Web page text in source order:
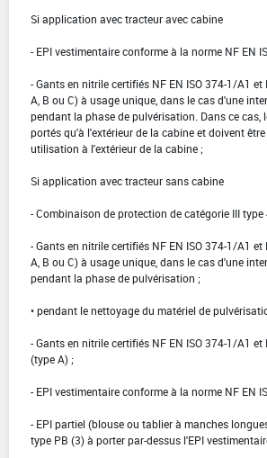
Si application avec tracteur avec cabine
- EPI vestimentaire conforme à la norme NF EN
- Gants en nitrile certifiés NF EN ISO 374-1/A1 et
A, B ou C) à usage unique, dans le cas d'une
pendant la phase de pulvérisation. Dans ce cas,
portés qu'à l'extérieur de la cabine et doivent
utilisation à l'extérieur de la cabine ;
Si application avec tracteur sans cabine
- Combinaison de protection de catégorie III type
- Gants en nitrile certifiés NF EN ISO 374-1/A1 et
A, B ou C) à usage unique, dans le cas d'une
pendant la phase de pulvérisation ;
• pendant le nettoyage du matériel de
- Gants en nitrile certifiés NF EN ISO 374-1/A1 et
(type A) ;
- EPI vestimentaire conforme à la norme NF EN
- EPI partiel (blouse ou tablier à manches
type PB (3) à porter par-dessus l'EPI